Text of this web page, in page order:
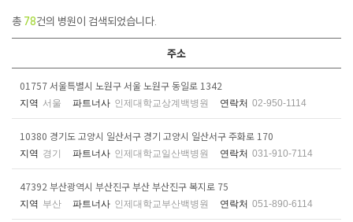
총 78건의 병원이 검색되었습니다.
주소
01757 서울특별시 노원구 서울 노원구 동일로 1342
지역 서울 파트너사 인제대학교상계백병원 연락처 02-950-1114
10380 경기도 고양시 일산서구 경기 고양시 일산서구 주화로 170
지역 경기 파트너사 인제대학교일산백병원 연락처 031-910-7114
47392 부산광역시 부산진구 부산 부산진구 복지로 75
지역 부산 파트너사 인제대학교부산백병원 연락처 051-890-6114